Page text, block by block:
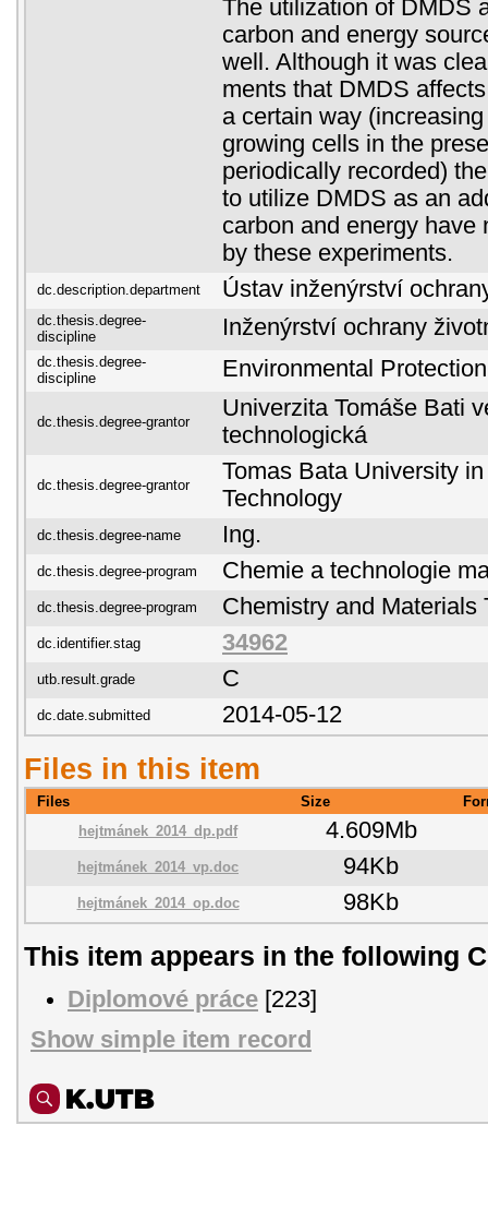
The utilization of DMDS
carbon and energy
well. Although it was
ments that DMDS
a certain way
growing cells in the
periodically recorded)
to utilize DMDS as an
carbon and energy have
by these experiments.
dc.description.department Ústav inženýrství
dc.thesis.degree-
discipline
Inženýrství ochrany
dc.thesis.degree-
discipline
Environmental
dc.thesis.degree-grantor
Univerzita Tomáše Bati
technologická
dc.thesis.degree-grantor
Tomas Bata University
Technology
dc.thesis.degree-name Ing.
dc.thesis.degree-program Chemie a technologie
dc.thesis.degree-program Chemistry and Materials
dc.identifier.stag 34962
utb.result.grade C
dc.date.submitted 2014-05-12
Files in this item
Files Size
hejtmánek_2014_dp.pdf
4.609Mb
hejtmánek_2014_vp.doc 94Kb
hejtmánek_2014_op.doc 98Kb
This item appears in the following
Diplomové práce [223]
Show simple item record